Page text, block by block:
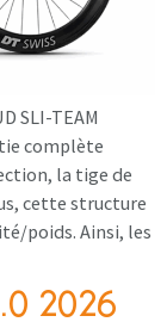
SLI-TEAM
complète
la tige de
cette structure
poids. Ainsi, les
2026